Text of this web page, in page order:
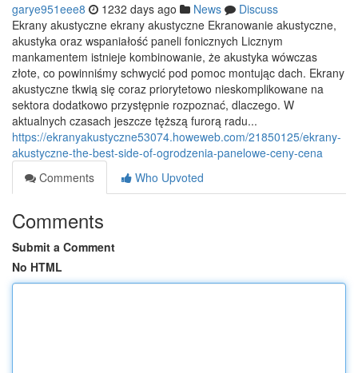
garye951eee8 1232 days ago News
Discuss
Ekrany akustyczne ekrany akustyczne Ekranowanie akustyczne,
akustyka oraz wspaniałość paneli fonicznych Licznym
mankamentem istnieje kombinowanie, że akustyka wówczas
złote, co powinniśmy schwycić pod pomoc montując dach. Ekrany
akustyczne tkwią się coraz priorytetowo nieskomplikowane na
sektora dodatkowo przystępnie rozpoznać, dlaczego. W
aktualnych czasach jeszcze tęższą furorą radu...
https://ekranyakustyczne53074.howeweb.com/21850125/ekrany-
akustyczne-the-best-side-of-ogrodzenia-panelowe-ceny-cena
Comments
Who Upvoted
Comments
Submit a Comment
No HTML